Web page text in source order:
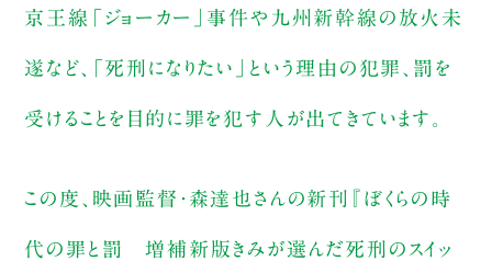
京王線「ジョーカー」事件や九州新幹線の放火未
遂など、「死刑になりたい」という理由の犯罪、罰を
受けることを目的に罪を犯す人が出てきています。
この度、映画監督・森達也さんの新刊『ぼくらの時
代の罪と罰 増補新版きみが選んだ死刑のスイッ